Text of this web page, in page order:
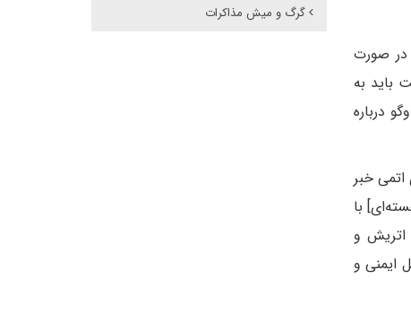
در صورت
باید به
درباره
اتمی خبر
با
اتریش و
ایمنی و
گرگ و میش مذاکرات